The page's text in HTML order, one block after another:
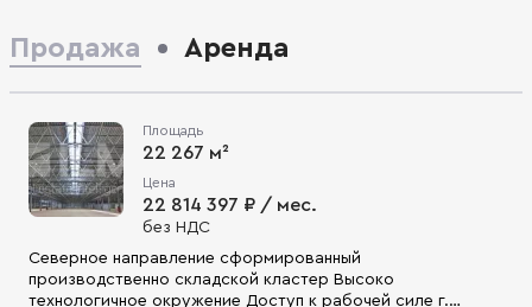
Продажа Аренда
Площадь
22 267 м²
Цена
22 814 397 ₽ / мес.
без НДС
Северное направление сформированный
производственно складской кластер Высоко
технологичное окружение Доступ к рабочей силе г.